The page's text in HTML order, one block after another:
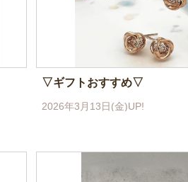
▽ギフトおすすめ▽
2026年3月13日(金)UP!